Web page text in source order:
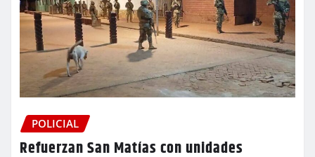
POLICIAL
Refuerzan San Matías con unidades